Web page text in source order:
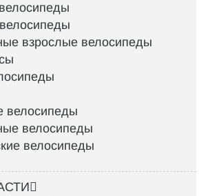
взрослые велосипеды
велосипеды
велосипеды
велосипеды